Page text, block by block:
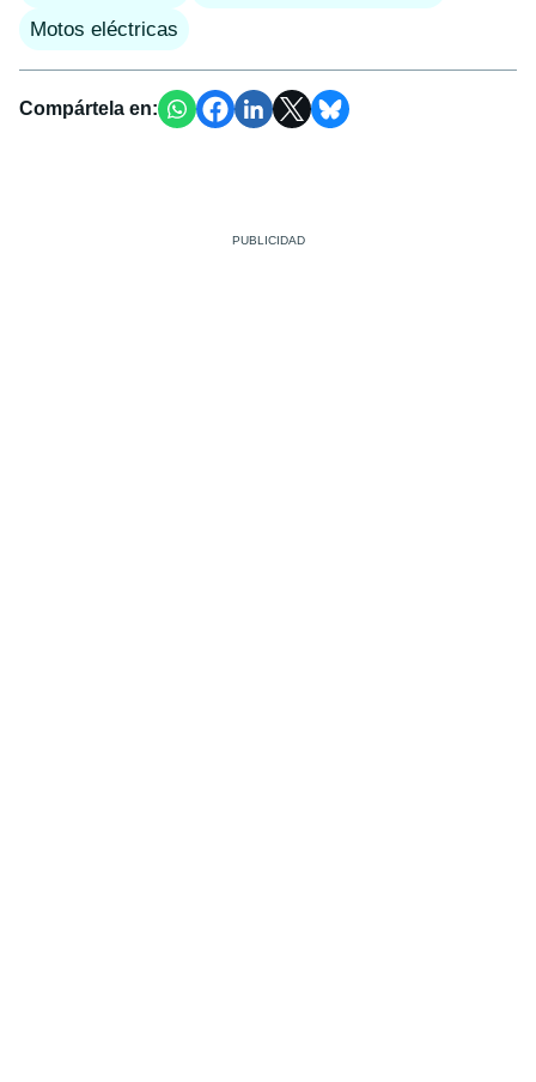
Motos eléctricas
Compártela en: